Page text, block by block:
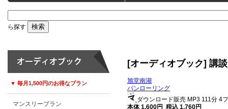
ら探す
▼ 毎月1,500円のお得なプラン
マンスリープラン
[オーディオブック] 講
旭堂南湖
パンローリング
ダウンロード販売 MP3 111分 4
本体 1,600円 税込 1,760円